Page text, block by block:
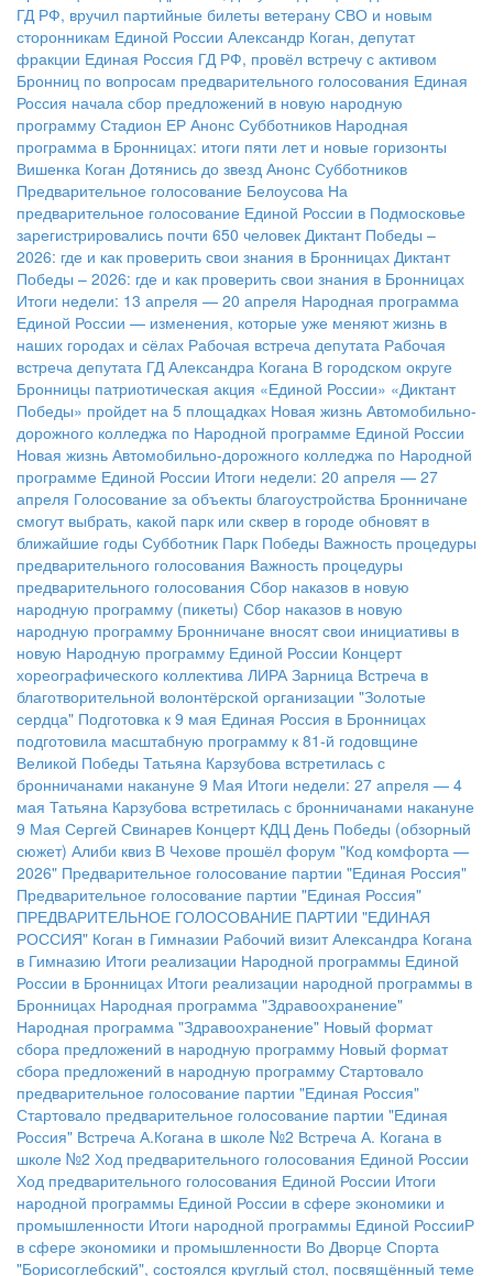
ГД РФ, вручил партийные билеты ветерану СВО и новым
сторонникам Единой России Александр Коган, депутат
фракции Единая Россия ГД РФ, провёл встречу с активом
Бронниц по вопросам предварительного голосования Единая
Россия начала сбор предложений в новую народную
программу Стадион ЕР Анонс Субботников Народная
программа в Бронницах: итоги пяти лет и новые горизонты
Вишенка Коган Дотянись до звезд Анонс Субботников
Предварительное голосование Белоусова На
предварительное голосование Единой России в Подмосковье
зарегистрировались почти 650 человек Диктант Победы –
2026: где и как проверить свои знания в Бронницах Диктант
Победы – 2026: где и как проверить свои знания в Бронницах
Итоги недели: 13 апреля — 20 апреля Народная программа
Единой России — изменения, которые уже меняют жизнь в
наших городах и сёлах Рабочая встреча депутата Рабочая
встреча депутата ГД Александра Когана В городском округе
Бронницы патриотическая акция «Единой России» «Диктант
Победы» пройдет на 5 площадках Новая жизнь Автомобильно-
дорожного колледжа по Народной программе Единой России
Новая жизнь Автомобильно-дорожного колледжа по Народной
программе Единой России Итоги недели: 20 апреля — 27
апреля Голосование за объекты благоустройства Бронничане
смогут выбрать, какой парк или сквер в городе обновят в
ближайшие годы Субботник Парк Победы Важность процедуры
предварительного голосования Важность процедуры
предварительного голосования Сбор наказов в новую
народную программу (пикеты) Сбор наказов в новую
народную программу Бронничане вносят свои инициативы в
новую Народную программу Единой России Концерт
хореографического коллектива ЛИРА Зарница Встреча в
благотворительной волонтёрской организации "Золотые
сердца" Подготовка к 9 мая Единая Россия в Бронницах
подготовила масштабную программу к 81-й годовщине
Великой Победы Татьяна Карзубова встретилась с
бронничанами накануне 9 Мая Итоги недели: 27 апреля — 4
мая Татьяна Карзубова встретилась с бронничанами накануне
9 Мая Сергей Свинарев Концерт КДЦ День Победы (обзорный
сюжет) Алиби квиз В Чехове прошёл форум "Код комфорта —
2026" Предварительное голосование партии "Единая Россия"
Предварительное голосование партии "Единая Россия"
ПРЕДВАРИТЕЛЬНОЕ ГОЛОСОВАНИЕ ПАРТИИ "ЕДИНАЯ
РОССИЯ" Коган в Гимназии Рабочий визит Александра Когана
в Гимназию Итоги реализации Народной программы Единой
России в Бронницах Итоги реализации народной программы в
Бронницах Народная программа "Здравоохранение"
Народная программа "Здравоохранение" Новый формат
сбора предложений в народную программу Новый формат
сбора предложений в народную программу Стартовало
предварительное голосование партии "Единая Россия"
Стартовало предварительное голосование партии "Единая
Россия" Встреча А.Когана в школе №2 Встреча А. Когана в
школе №2 Ход предварительного голосования Единой России
Ход предварительного голосования Единой России Итоги
народной программы Единой России в сфере экономики и
промышленности Итоги народной программы Единой РоссииР
в сфере экономики и промышленности Во Дворце Спорта
"Борисоглебский", состоялся круглый стол, посвящённый теме